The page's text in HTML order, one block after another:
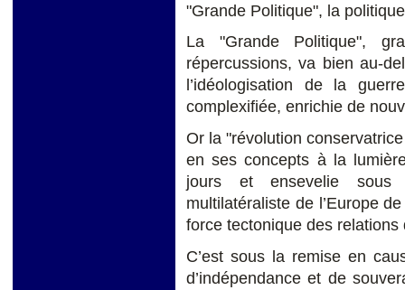
"Grande Politique", la
La "Grande Politique",
répercussions, va bien au-
l’idéologisation de la
complexifiée, enrichie de
Or la "révolution
en ses concepts à la
jours et ensevelie sous
multilatéraliste de l’Europe
force tectonique des relations
C’est sous la remise en
d’indépendance et de